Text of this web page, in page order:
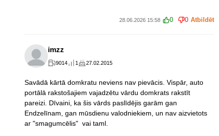
28.06.2026 15:58 0 0 Atbildēt
imzz
9014 1 27.02.2015
Savādā kārtā domkratu neviens nav pievācis. Vispār, auto
portālā rakstošajiem vajadzētu vārdu domkrats rakstīt
pareizi. Dīvaini, ka šis vārds paslīdējis garām gan
Endzelīnam, gan mūsdienu valodniekiem, un nav aizvietots
ar "smagumcēlis" vai taml.